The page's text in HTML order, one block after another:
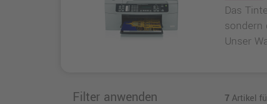
Das
sondern
Unser
Filter anwenden 7Artikel